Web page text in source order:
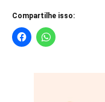
Compartilhe isso: